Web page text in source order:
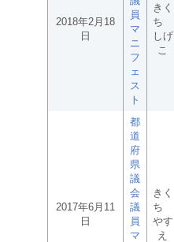
2018年2月18
日
員
マ
ニ
フ
ェ
ス
ト
きく
ち
しげ
こ
2017年6月11
日
都
道
府
県
議
会
議
員
マ
きく
ち
やす
え